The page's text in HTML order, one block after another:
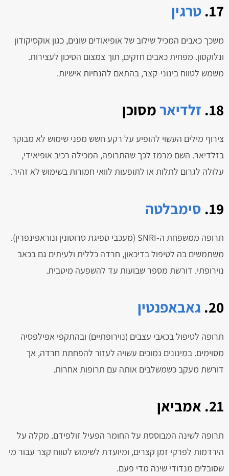
17. טרגין
משכך כאבים המכיל שילוב של אופיאודים שונים, כגון אוקסיקודון
ונלוקסון. מפחית כאבים חזקים, תוך צמצום הסיכון לעצירות.
משמש לטווח בינוני-קצר, בהתאם להנחיות אישיות.
18. זלדיארמסוכן
צירוף מילים העשוי להופיע על רקע חשש מפני שימוש לא מבוקר
בזלדיאר. השם מרמז לכך שהתרופה, המכילה רכיב אופיאידי,
עלולה לגרום לתלות או לתופעות לוואי חמורות בשימוש לא זהיר.
19. סימבלטה
תרופה ממשפחת ה-SNRI (מעכבי ספיגת סרוטונין ונוראפינפרין).
משתמשים בה לטיפול בדיכאון, חרדה כללית ולעיתים גם בכאב
נוירופתי. דורשת מספר שבועות עד להשפעה מיטבית.
20. גאבאפנטין
תרופה לטיפול בכאבי עצבים (נוירופתיים) ובהתקפי אפילפסיה
מסוימים. במינונים נמוכים עשויה לעזור להפחתת חרדה, אך
דורשת מעקב כשמשלבים אותה עם תרופות אחרות.
21. אמביאן
תרופה לשינה המבוססת על החומר הפעיל זולפידם. מקלה על
הירדמות לפרקי זמן קצרים, ומיועדת לשימוש לטווח קצר עבור מי
שסובלים מנדודי שינה מדי פעם.